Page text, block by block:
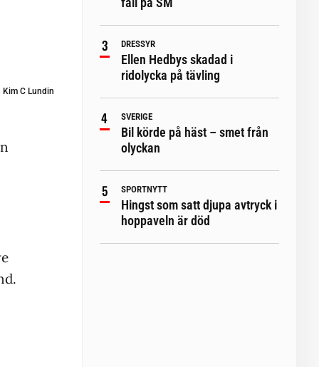
Kim C Lundin
DRESSYR
Ellen Hedbys skadad i
ridolycka på tävling
SVERIGE
Bil körde på häst – smet från
olyckan
SPORTNYTT
Hingst som satt djupa avtryck i
hoppaveln är död